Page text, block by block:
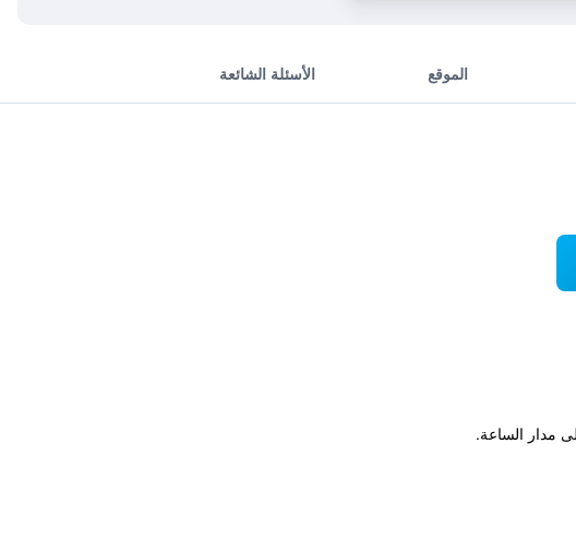
الموقع الأسئلة الشائعة